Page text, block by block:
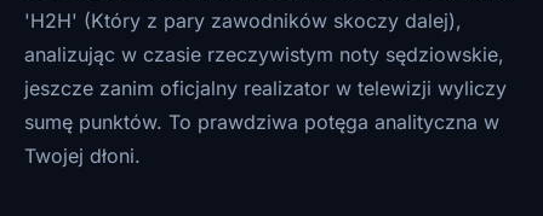
'H2H' (Który z pary zawodników skoczy dalej),
analizując w czasie rzeczywistym noty sędziowskie,
jeszcze zanim oficjalny realizator w telewizji wyliczy
sumę punktów. To prawdziwa potęga analityczna w
Twojej dłoni.